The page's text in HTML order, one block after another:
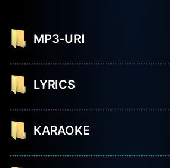
MP3-URI
LYRICS
KARAOKE